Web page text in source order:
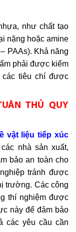
như chất tạo
nặng hoặc amine
PAAs). Khả năng
phải được kiểm
các tiêu chí được
THỦ QUY
vật liệu tiếp xúc
nhà sản xuất,
bảo an toàn cho
tránh được
trường. Các công
thí nghiệm được
này để đảm bảo
các yêu cầu cần